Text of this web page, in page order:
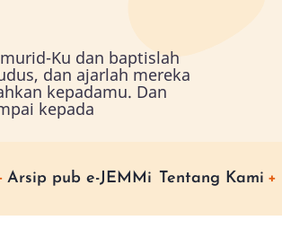
Ku dan baptislah
dan ajarlah mereka
kepadamu. Dan
kepada
Arsip pub e-JEMMi Tentang Kami